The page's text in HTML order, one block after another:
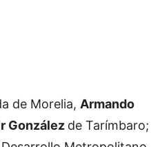
de Morelia, Armando
González de Tarímbaro;